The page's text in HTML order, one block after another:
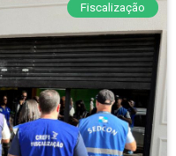
Fiscalização